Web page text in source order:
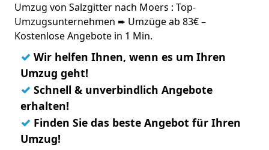
Umzug von Salzgitter nach Moers : Top-
Umzugsunternehmen ➨ Umzüge ab 83€ –
Kostenlose Angebote in 1 Min.
✓ Wir helfen Ihnen, wenn es um Ihren
Umzug geht!
✓ Schnell & unverbindlich Angebote
erhalten!
✓ Finden Sie das beste Angebot für Ihren
Umzug!